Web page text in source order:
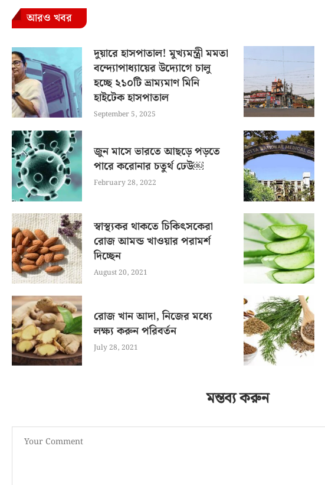
আরও খবর
দুয়ারে হাসপাতাল! মুখ্যমন্ত্রী মমতা
বন্দ্যোপাধ্যায়ের উদ্যোগে চালু
হচ্ছে ২১০টি ভ্রাম্যমাণ মিনি
হাইটেক হাসপাতাল
September 5, 2025
জুন মাসে ভারতে আছড়ে পড়তে
পারে করোনার চতুর্থ ঢেউ￼
February 28, 2022
স্বাস্থ্যকর থাকতে চিকিৎসকেরা
রোজ আমন্ড খাওয়ার পরামর্শ
দিচ্ছেন
August 20, 2021
রোজ খান আদা, নিজের মধ্যে
লক্ষ্য করুন পরিবর্তন
July 28, 2021
মন্তব্য করুন